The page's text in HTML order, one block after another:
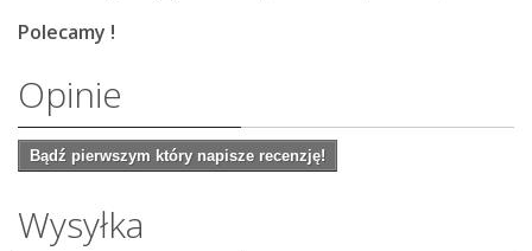
Polecamy !
Opinie
Bądź pierwszym który napisze recenzję!
Wysyłka